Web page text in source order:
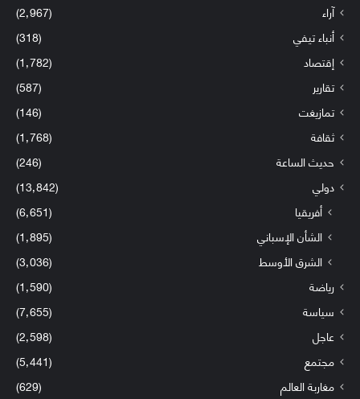
آراء
(2٬967)
أنباء تيفي
(318)
إقتصاد
(1٬782)
تقارير
(587)
تمازيغت
(146)
ثقافة
(1٬768)
حديث الساعة
(246)
دولي
(13٬842)
أفريقيا
(6٬651)
الشأن الإسباني
(1٬895)
الشرق الأوسط
(3٬036)
رياضة
(1٬590)
سياسة
(7٬655)
عاجل
(2٬598)
مجتمع
(5٬441)
مغاربة العالم
(629)